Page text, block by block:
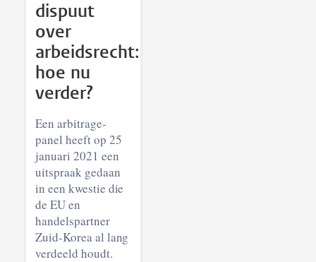
dispuut
over
arbeidsrecht:
hoe nu
verder?
Een arbitrage-
panel heeft op 25
januari 2021 een
uitspraak gedaan
in een kwestie die
de EU en
handelspartner
Zuid-Korea al lang
verdeeld houdt.